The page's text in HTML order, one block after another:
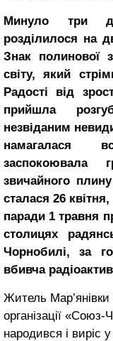
Минуло три
розділилося на
Знак полинової
світу, який
Радості від
прийшла
незвіданим
намагалася
заспокоювала
звичайного
сталася 26
паради 1 травня
столицях
Чорнобилі, за
вбивча
Житель Мар’янівки
організації
народився і виріс